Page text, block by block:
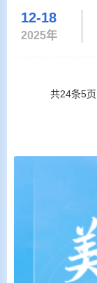
12-18
2025年
共24条5页